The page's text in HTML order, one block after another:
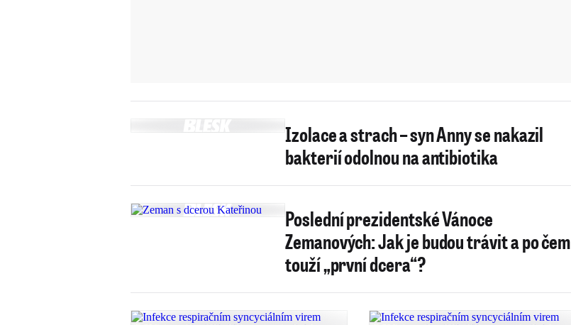
Izolace a strach – syn Anny se nakazil
bakterií odolnou na antibiotika
Poslední prezidentské Vánoce
Zemanových: Jak je budou trávit a po čem
touží „první dcera“?